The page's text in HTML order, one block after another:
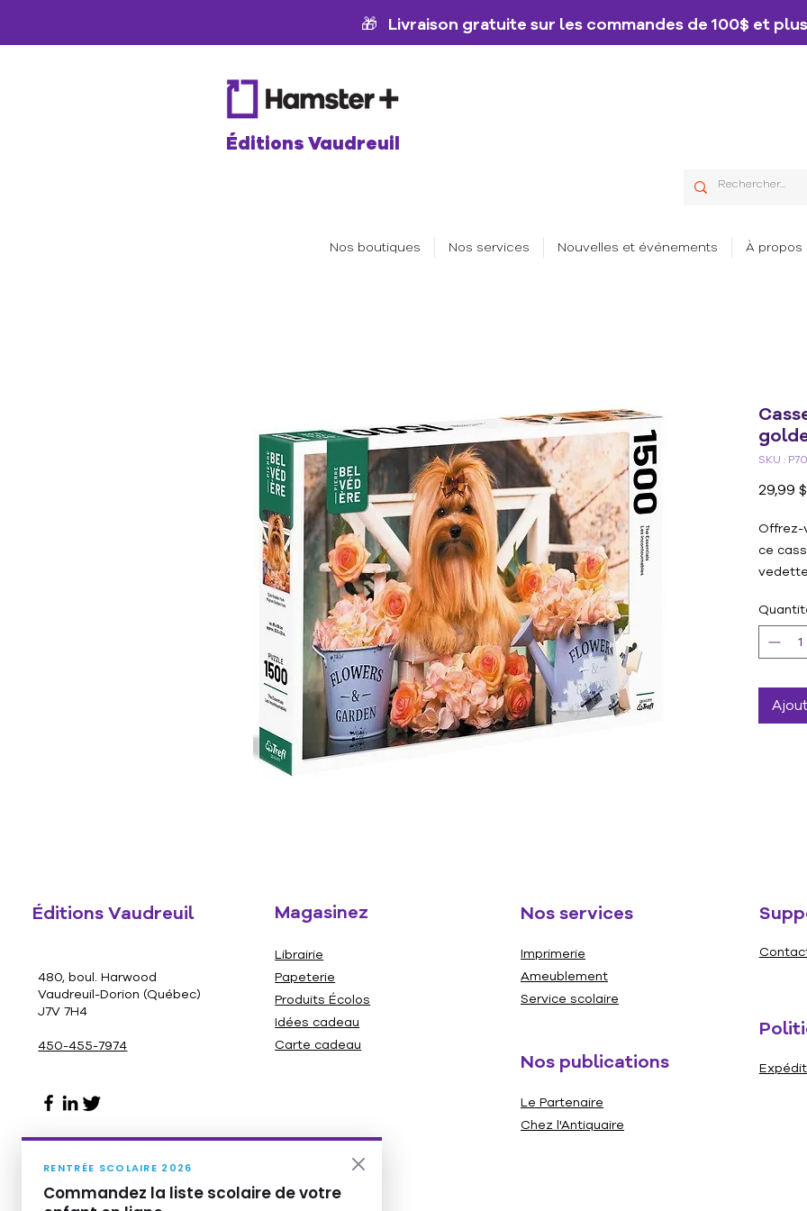
🎁 Livraison gratuite sur les commandes de 100$ et
Éditions Vaudreuil
Nos boutiques Nos services Nouvelles et événements À propos
SKU :
29,99 $
Offrez-
ce
têtes
La
85 x
Éditions Vaudreuil
480, boul. Harwood
Vaudreuil-Dorion (Québec)
J7V 7H4
450-455-7974
Magasinez
Librairie
Papeterie
Produits Écolos
Idées cadeau
Carte cadeau
Nos services
Imprimerie
Ameublement
Service scolaire
Nos publications
Le Partenaire
Chez l'Antiquaire
RENTRÉE SCOLAIRE 2026
Commandez la liste scolaire de votre